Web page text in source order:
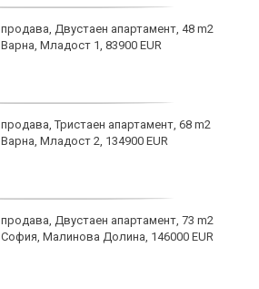
продава, Двустаен апартамент, 48 m2
Варна, Младост 1, 83900 EUR
продава, Тристаен апартамент, 68 m2
Варна, Младост 2, 134900 EUR
продава, Двустаен апартамент, 73 m2
София, Малинова Долина, 146000 EUR